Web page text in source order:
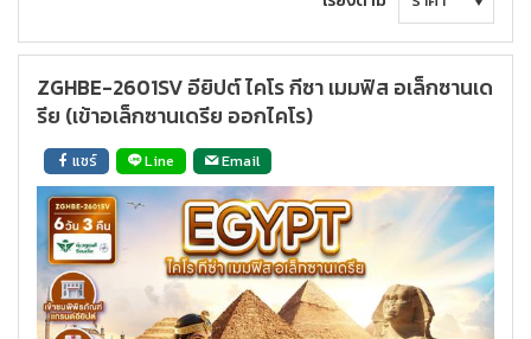
ค้นหาทัวร์
ZGHBE-2601SV อียิปต์ ไคโร กีซา เมมฟิส อเล็กซานเด
รีย (เข้าอเล็กซานเดรีย ออกไคโร)
แชร์ Line Email